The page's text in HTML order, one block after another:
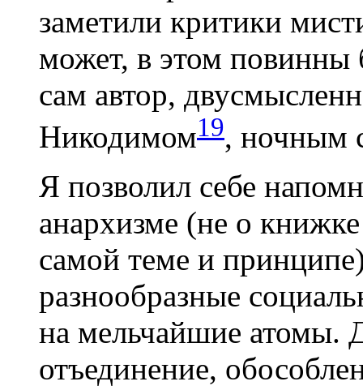
заметили критики
может, в этом повинны
сам автор,
Никодимом19, ночным
Я позволил себе
анархизме (не о
самой теме и
разнообразные
на мельчайшие атомы.
отъединение,